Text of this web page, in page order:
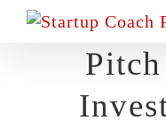
Zum
Inhalt